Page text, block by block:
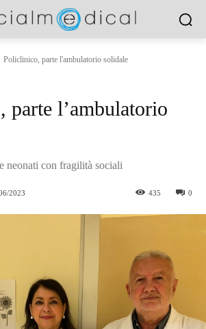
Policlinico, parte l'ambulatorio solidale
parte l’ambulatorio
neonati con fragilità sociali
2023 0
435